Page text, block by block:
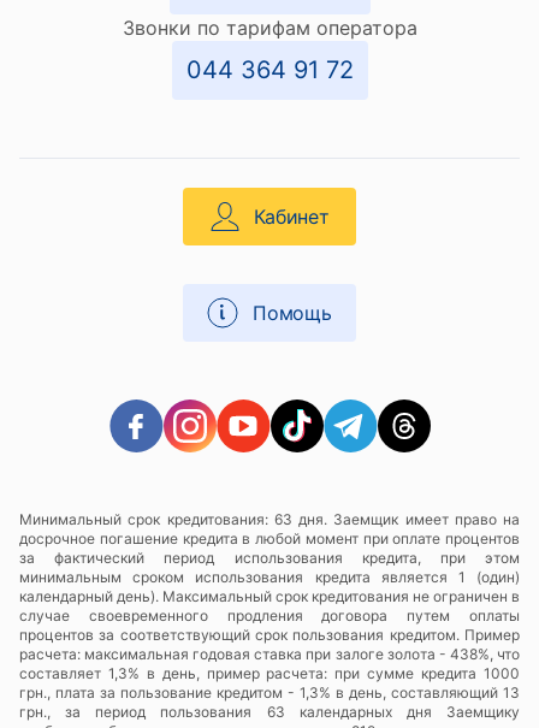
Звонки по тарифам оператора
044 364 91 72
Кабинет
Помощь
Минимальный срок кредитования: 63 дня. Заемщик имеет право на
досрочное погашение кредита в любой момент при оплате процентов
за фактический период использования кредита, при этом
минимальным сроком использования кредита является 1 (один)
календарный день). Максимальный срок кредитования не ограничен в
случае своевременного продления договора путем оплаты
процентов за соответствующий срок пользования кредитом. Пример
расчета: максимальная годовая ставка при залоге золота - 438%, что
составляет 1,3% в день, пример расчета: при сумме кредита 1000
грн., плата за пользование кредитом - 1,3% в день, составляющий 13
грн., за период пользования 63 календарных дня Заемщику